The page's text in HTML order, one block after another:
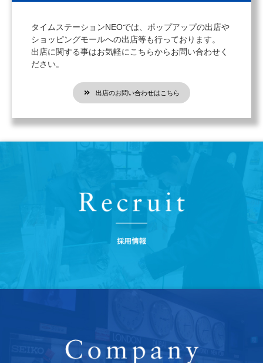
タイムステーションNEOでは、ポップアップの出店や
ショッピングモールへの出店等も行っております。
出店に関する事はお気軽にこちらからお問い合わせく
ださい。
出店のお問い合わせはこちら